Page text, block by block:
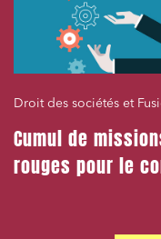
Droit des sociétés et
Cumul de
rouges pour le